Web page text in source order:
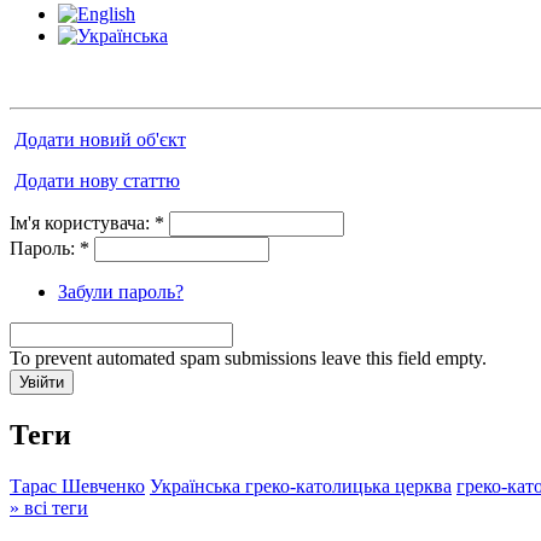
Додати новий об'єкт
Додати нову статтю
Ім'я користувача: *
Пароль: *
Забули пароль?
To prevent automated spam submissions leave this field empty.
Теги
Тарас Шевченко Українська греко-католицька церква греко-
» всі теги